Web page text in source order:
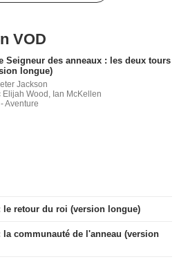
VOD
Seigneur des anneaux : les deux tours
longue)
Jackson
Elijah Wood, Ian McKellen
Aventure
le retour du roi (version longue)
communauté de l'anneau (version